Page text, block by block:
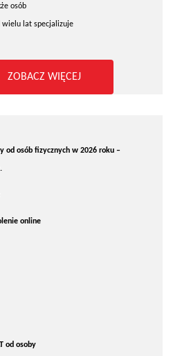
osób
wielu lat specjalizuje
ZOBACZ WIĘCEJ
od osób fizycznych w 2026 roku –
online
od osoby